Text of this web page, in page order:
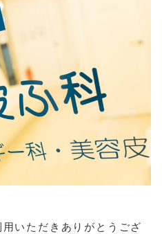
いただきありがとうござ